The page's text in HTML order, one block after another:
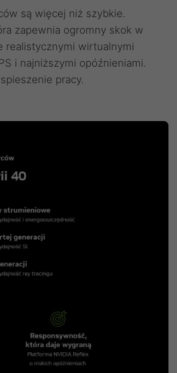
są więcej niż szybkie.
zapewnia ogromny skok w
realistycznymi wirtualnymi
i najniższymi opóźnieniami.
pracy.